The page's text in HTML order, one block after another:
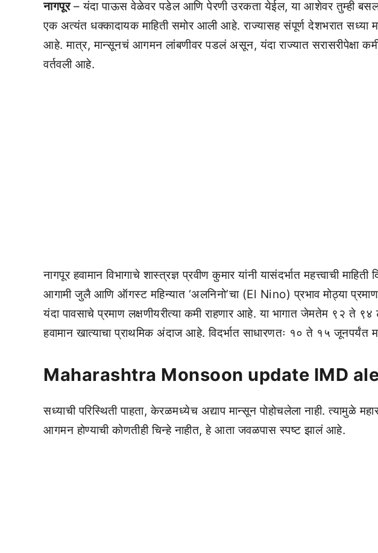
नागपूर– यंदा पाऊस वेळेवर पडेल आणि पेरणी उरकता येईल, या आशेवर तुम्ही बसला
एक अत्यंत धक्कादायक माहिती समोर आली आहे. राज्यासह संपूर्ण देशभरात सध्या
आहे. मात्र, मान्सूनचं आगमन लांबणीवर पडलं असून, यंदा राज्यात सरासरीपेक्षा कमी
वर्तवली आहे.
नागपूर हवामान विभागाचे शास्त्रज्ञ प्रवीण कुमार यांनी यासंदर्भात महत्त्वाची माहिती
आगामी जुलै आणि ऑगस्ट महिन्यात ‘अलनिनो’चा (El Nino) प्रभाव मोठ्या
यंदा पावसाचे प्रमाण लक्षणीयरीत्या कमी राहणार आहे. या भागात जेमतेम ९२ ते
हवामान खात्याचा प्राथमिक अंदाज आहे. विदर्भात साधारणतः १० ते १५ जूनपर्यंत
Maharashtra Monsoon update IMD
सध्याची परिस्थिती पाहता, केरळमध्येच अद्याप मान्सून पोहोचलेला नाही. त्यामुळे
आगमन होण्याची कोणतीही चिन्हे नाहीत, हे आता जवळपास स्पष्ट झालं आहे.